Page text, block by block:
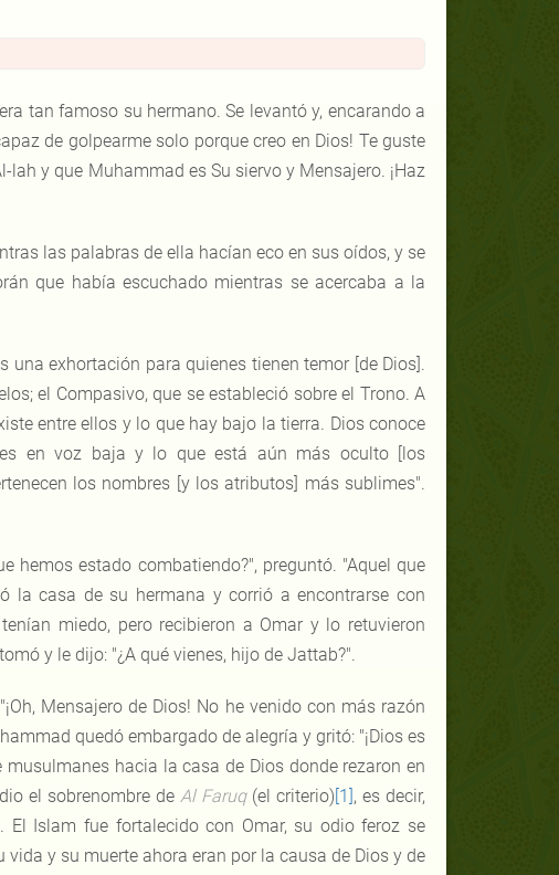
tan famoso su hermano. Se levantó y, encarando a
de golpearme solo porque creo en Dios! Te guste
y que Muhammad es Su siervo y Mensajero. ¡Haz
las palabras de ella hacían eco en sus oídos, y se
que había escuchado mientras se acercaba a la
una exhortación para quienes tienen temor [de Dios].
el Compasivo, que se estableció sobre el Trono. A
entre ellos y lo que hay bajo la tierra. Dios conoce
en voz baja y lo que está aún más oculto [los
los nombres [y los atributos] más sublimes".
hemos estado combatiendo?", preguntó. "Aquel que
la casa de su hermana y corrió a encontrarse con
miedo, pero recibieron a Omar y lo retuvieron
y le dijo: "¿A qué vienes, hijo de Jattab?".
Mensajero de Dios! No he venido con más razón
quedó embargado de alegría y gritó: "¡Dios es
hacia la casa de Dios donde rezaron en
el sobrenombre de Al Faruq(el criterio)[1], es decir,
Islam fue fortalecido con Omar, su odio feroz se
y su muerte ahora eran por la causa de Dios y de